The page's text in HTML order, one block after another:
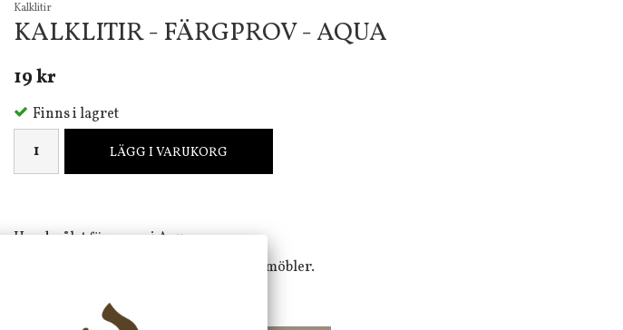
Kalklitir
KALKLITIR - FÄRGPROV - AQUA
19 kr
Finns i lagret
LÄGG I VARUKORG
Handmålat färgprov i Aqua.
Underbar kalkfärg för väggar, tak och möbler.